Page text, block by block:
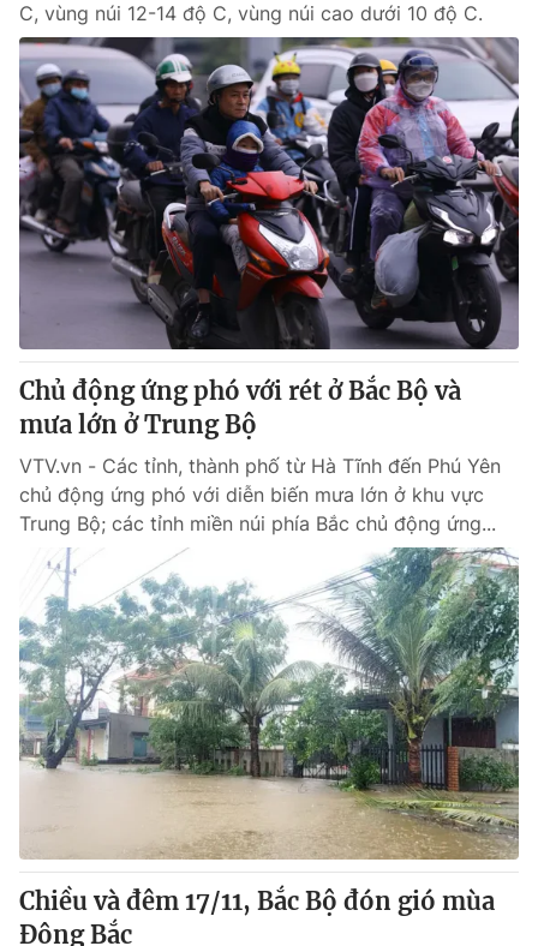
C, vùng núi 12-14 độ C, vùng núi cao dưới 10 độ C.
Chủ động ứng phó với rét ở Bắc Bộ và
mưa lớn ở Trung Bộ
VTV.vn - Các tỉnh, thành phố từ Hà Tĩnh đến Phú Yên
chủ động ứng phó với diễn biến mưa lớn ở khu vực
Trung Bộ; các tỉnh miền núi phía Bắc chủ động ứng...
Chiều và đêm 17/11, Bắc Bộ đón gió mùa
Đông Bắc